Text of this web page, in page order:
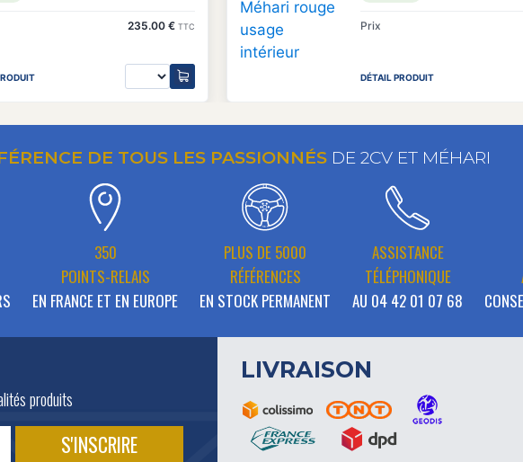
235.00 € TTC Prix
DÉTAIL PRODUIT
DE TOUS LES PASSIONNÉS DE 2CV ET MÉHARI
350
POINTS-RELAIS
EN FRANCE ET EN EUROPE
PLUS DE 5000
RÉFÉRENCES
EN STOCK PERMANENT
ASSISTANCE
TÉLÉPHONIQUE
AU 04 42 01 07 68
produits
LIVRAISON